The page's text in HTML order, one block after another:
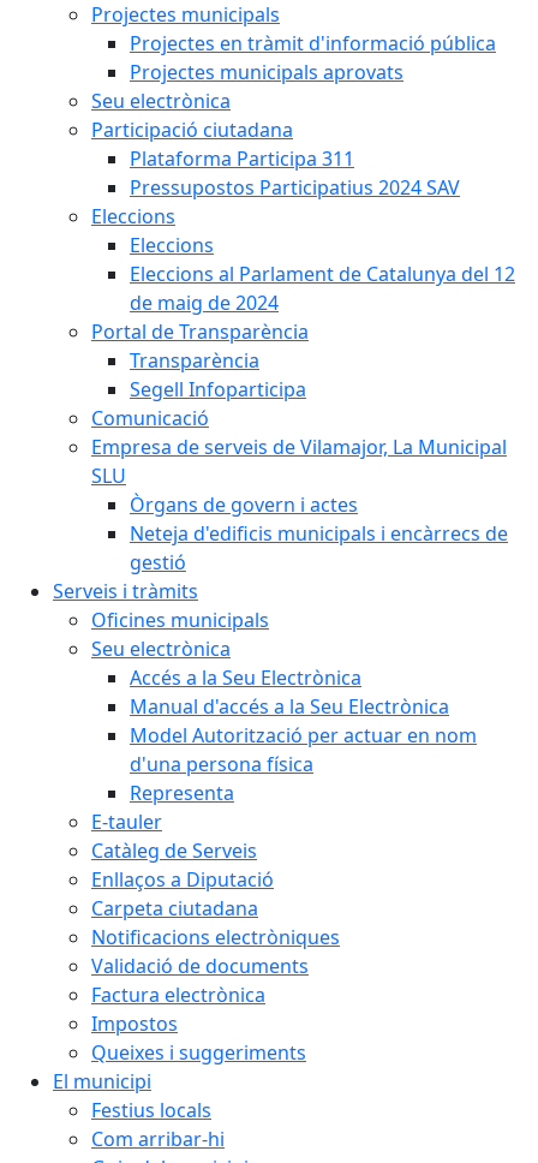
Projectes municipals
Projectes en tràmit d'informació pública
Projectes municipals aprovats
Seu electrònica
Participació ciutadana
Plataforma Participa 311
Pressupostos Participatius 2024 SAV
Eleccions
Eleccions
Eleccions al Parlament de Catalunya del 12
de maig de 2024
Portal de Transparència
Transparència
Segell Infoparticipa
Comunicació
Empresa de serveis de Vilamajor, La Municipal
SLU
Òrgans de govern i actes
Neteja d'edificis municipals i encàrrecs de
gestió
Serveis i tràmits
Oficines municipals
Seu electrònica
Accés a la Seu Electrònica
Manual d'accés a la Seu Electrònica
Model Autorització per actuar en nom
d'una persona física
Representa
E-tauler
Catàleg de Serveis
Enllaços a Diputació
Carpeta ciutadana
Notificacions electròniques
Validació de documents
Factura electrònica
Impostos
Queixes i suggeriments
El municipi
Festius locals
Com arribar-hi